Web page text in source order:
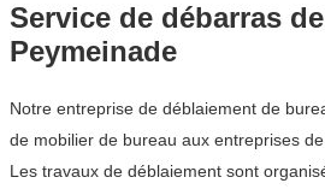
Service de débarras
Peymeinade
Notre entreprise de déblaiement de
de mobilier de bureau aux entreprises
Les travaux de déblaiement sont